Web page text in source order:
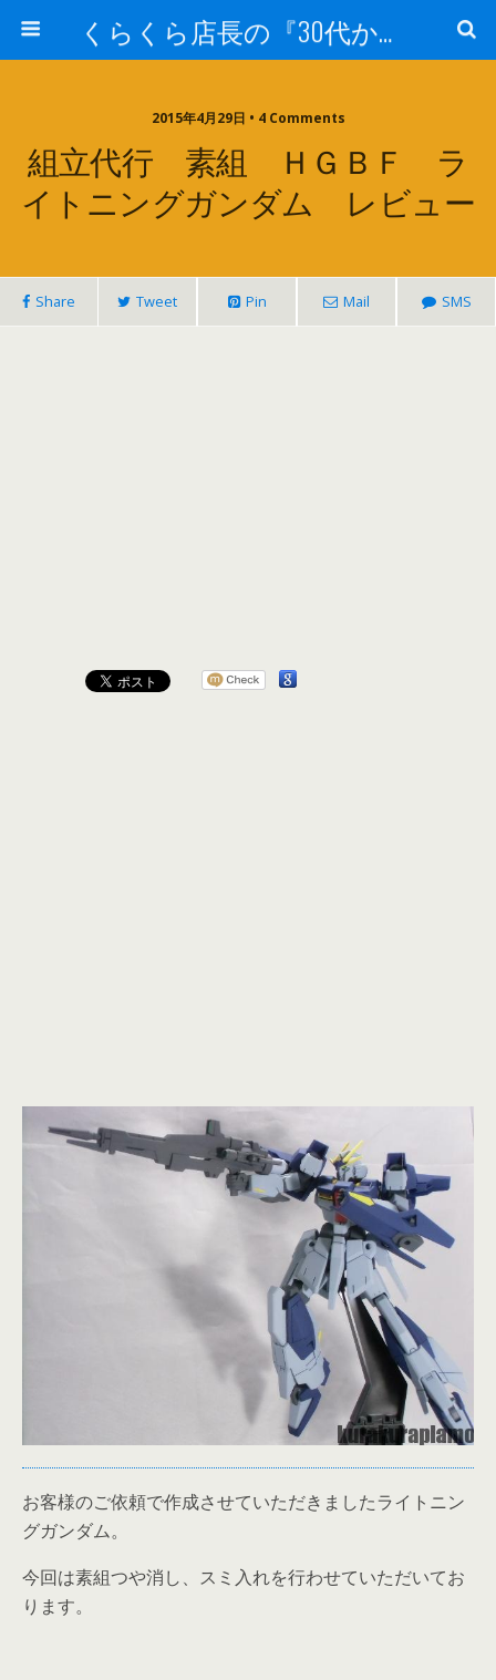
くらくら店長の『30代からのガンプラ工作』
2015年4月29日 • 4 Comments
組立代行 素組 ＨＧＢＦ ラ
イトニングガンダム レビュー
Share Tweet Pin Mail SMS
お客様のご依頼で作成させていただきましたライトニン
グガンダム。
今回は素組つや消し、スミ入れを行わせていただいてお
ります。